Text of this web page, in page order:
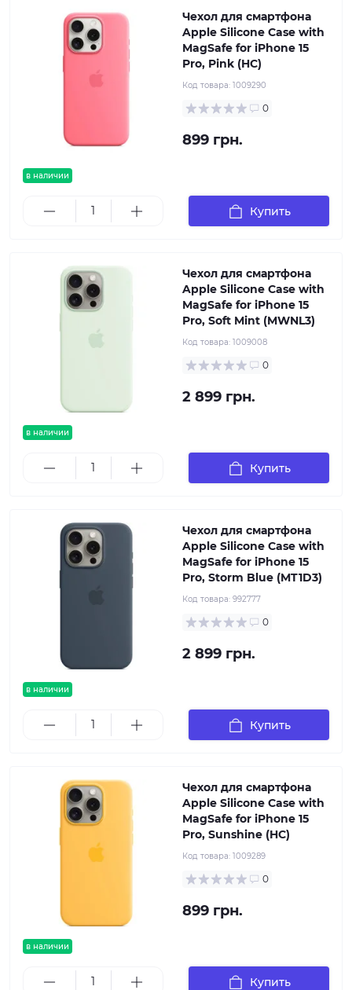
в наличии
Чехол для смартфона
Apple Silicone Case with
MagSafe for iPhone 15
Pro, Pink (HC)
Код товара: 1009290
0
899 грн.
Купить
в наличии
Чехол для смартфона
Apple Silicone Case with
MagSafe for iPhone 15
Pro, Soft Mint (MWNL3)
Код товара: 1009008
0
2 899 грн.
Купить
в наличии
Чехол для смартфона
Apple Silicone Case with
MagSafe for iPhone 15
Pro, Storm Blue (MT1D3)
Код товара: 992777
0
2 899 грн.
Купить
в наличии
Чехол для смартфона
Apple Silicone Case with
MagSafe for iPhone 15
Pro, Sunshine (HC)
Код товара: 1009289
0
899 грн.
Купить